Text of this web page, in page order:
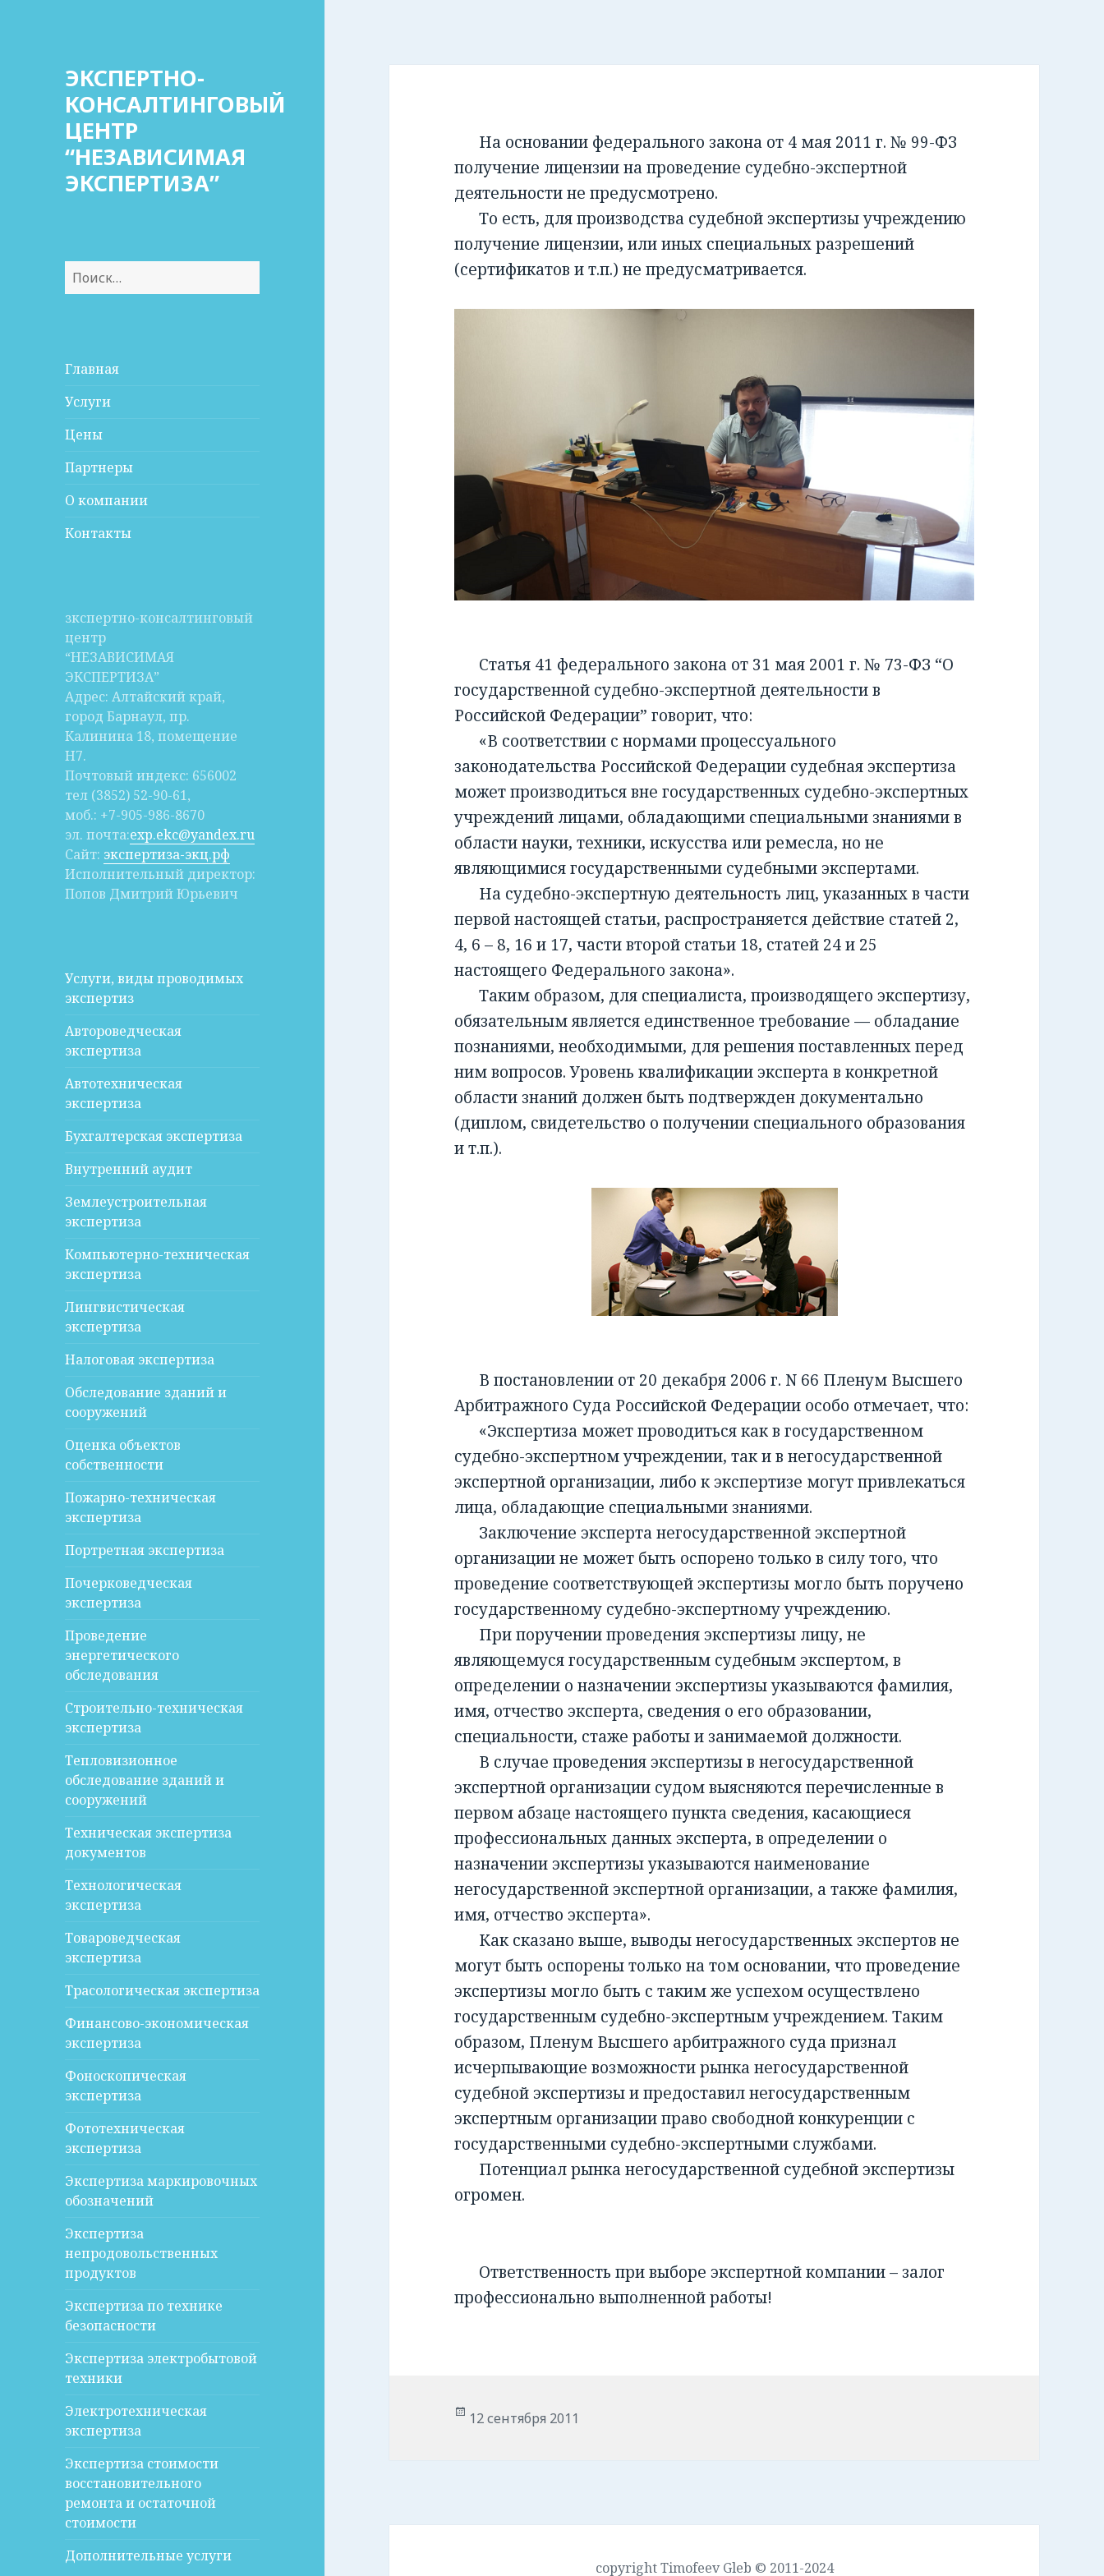
ЭКСПЕРТНО-
КОНСАЛТИНГОВЫЙ
ЦЕНТР
“НЕЗАВИСИМАЯ
ЭКСПЕРТИЗА”
Найти:
Главная
Услуги
Цены
Партнеры
О компании
Контакты
зкспертно-консалтинговый
центр
“НЕЗАВИСИМАЯ
ЭКСПЕРТИЗА”
Адрес: Алтайский край,
город Барнаул, пр.
Калинина 18, помещение
Н7.
Почтовый индекс: 656002
тел (3852) 52-90-61,
моб.: +7-905-986-8670
эл. почта:exp.ekc@yandex.ru
Сайт: экспертиза-экц.рф
Исполнительный директор:
Попов Дмитрий Юрьевич
Услуги, виды проводимых
экспертиз
Автороведческая
экспертиза
Автотехническая
экспертиза
Бухгалтерская экспертиза
Внутренний аудит
Землеустроительная
экспертиза
Компьютерно-техническая
экспертиза
Лингвистическая
экспертиза
Налоговая экспертиза
Обследование зданий и
сооружений
Оценка объектов
собственности
Пожарно-техническая
экспертиза
Портретная экспертиза
Почерковедческая
экспертиза
Проведение
энергетического
обследования
Строительно-техническая
экспертиза
Тепловизионное
обследование зданий и
сооружений
Техническая экспертиза
документов
Технологическая
экспертиза
Товароведческая
экспертиза
Трасологическая экспертиза
Финансово-экономическая
экспертиза
Фоноскопическая
экспертиза
Фототехническая
экспертиза
Экспертиза маркировочных
обозначений
Экспертиза
непродовольственных
продуктов
Экспертиза по технике
безопасности
Экспертиза электробытовой
техники
Электротехническая
экспертиза
Экспертиза стоимости
восстановительного
ремонта и остаточной
стоимости
Дополнительные услуги
На основании федерального закона от 4 мая 2011 г. № 99-ФЗ
получение лицензии на проведение судебно-экспертной
деятельности не предусмотрено.
То есть, для производства судебной экспертизы учреждению
получение лицензии, или иных специальных разрешений
(сертификатов и т.п.) не предусматривается.
Статья 41 федерального закона от 31 мая 2001 г. № 73-ФЗ “О
государственной судебно-экспертной деятельности в
Российской Федерации” говорит, что:
«В соответствии с нормами процессуального
законодательства Российской Федерации судебная экспертиза
может производиться вне государственных судебно-экспертных
учреждений лицами, обладающими специальными знаниями в
области науки, техники, искусства или ремесла, но не
являющимися государственными судебными экспертами.
На судебно-экспертную деятельность лиц, указанных в части
первой настоящей статьи, распространяется действие статей 2,
4, 6 – 8, 16 и 17, части второй статьи 18, статей 24 и 25
настоящего Федерального закона».
Таким образом, для специалиста, производящего экспертизу,
обязательным является единственное требование — обладание
познаниями, необходимыми, для решения поставленных перед
ним вопросов. Уровень квалификации эксперта в конкретной
области знаний должен быть подтвержден документально
(диплом, свидетельство о получении специального образования
и т.п.).
В постановлении от 20 декабря 2006 г. N 66 Пленум Высшего
Арбитражного Суда Российской Федерации особо отмечает, что:
«Экспертиза может проводиться как в государственном
судебно-экспертном учреждении, так и в негосударственной
экспертной организации, либо к экспертизе могут привлекаться
лица, обладающие специальными знаниями.
Заключение эксперта негосударственной экспертной
организации не может быть оспорено только в силу того, что
проведение соответствующей экспертизы могло быть поручено
государственному судебно-экспертному учреждению.
При поручении проведения экспертизы лицу, не
являющемуся государственным судебным экспертом, в
определении о назначении экспертизы указываются фамилия,
имя, отчество эксперта, сведения о его образовании,
специальности, стаже работы и занимаемой должности.
В случае проведения экспертизы в негосударственной
экспертной организации судом выясняются перечисленные в
первом абзаце настоящего пункта сведения, касающиеся
профессиональных данных эксперта, в определении о
назначении экспертизы указываются наименование
негосударственной экспертной организации, а также фамилия,
имя, отчество эксперта».
Как сказано выше, выводы негосударственных экспертов не
могут быть оспорены только на том основании, что проведение
экспертизы могло быть с таким же успехом осуществлено
государственным судебно-экспертным учреждением. Таким
образом, Пленум Высшего арбитражного суда признал
исчерпывающие возможности рынка негосударственной
судебной экспертизы и предоставил негосударственным
экспертным организации право свободной конкуренции с
государственными судебно-экспертными службами.
Потенциал рынка негосударственной судебной экспертизы
огромен.
Ответственность при выборе экспертной компании – залог
профессионально выполненной работы!
Опубликовано
12 сентября 2011
copyright Timofeev Gleb © 2011-2024